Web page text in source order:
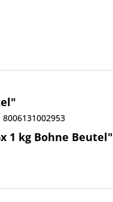
1 kg Bohne Beutel"